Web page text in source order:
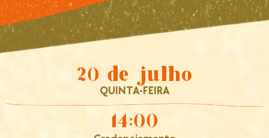
20 de julho
QUINTA-FEIRA
14:00